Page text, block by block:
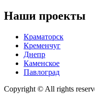
Наши проекты
Краматорск
Кременчуг
Днепр
Каменское
Павлоград
Copyright © All rights